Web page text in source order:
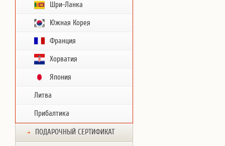
Шри-Ланка
Южная Корея
Франция
Хорватия
Япония
Литва
Прибалтика
ПОДАРОЧНЫЙ СЕРТИФИКАТ